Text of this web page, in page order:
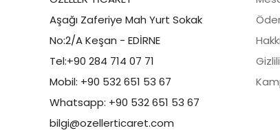
Aşağı Zaferiye Mah Yurt Sokak
No:2/A Keşan - EDİRNE
Tel:+90 284 714 07 71
Mobil: +90 532 651 53 67
Whatsapp: +90 532 651 53 67
bilgi@ozellerticaret.com